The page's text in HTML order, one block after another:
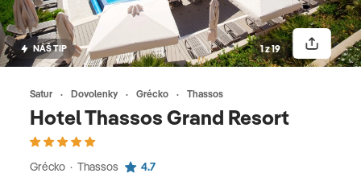
Satur Dovolenky Grécko Thassos
Hotel Thassos Grand Resort
Grécko · Thassos 4.7
NÁŠ TIP 1 z 19